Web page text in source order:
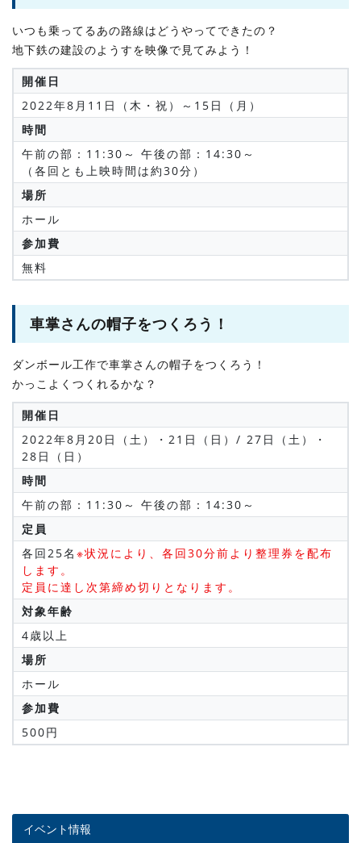
いつも乗ってるあの路線はどうやってできたの？
地下鉄の建設のようすを映像で見てみよう！
開催日
2022年8月11日（木・祝）～15日（月）
時間
午前の部：11:30～ 午後の部：14:30～
（各回とも上映時間は約30分）
場所
ホール
参加費
無料
車掌さんの帽子をつくろう！
ダンボール工作で車掌さんの帽子をつくろう！
かっこよくつくれるかな？
開催日
2022年8月20日（土）・21日（日）/ 27日（土）・
28日（日）
時間
午前の部：11:30～ 午後の部：14:30～
定員
各回25名 ※状況により、各回30分前より整理券を配布
します。
定員に達し次第締め切りとなります。
対象年齢
4歳以上
場所
ホール
参加費
500円
イベント情報